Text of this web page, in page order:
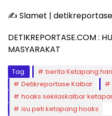
✍️ Slamet |
DETIKREPORTASE.COM :
MASYARAKAT
Tag:
berita Ketapang
Detikreportase Kalbar
hoaks sekilaskalbar
isu peti ketapang hoaks